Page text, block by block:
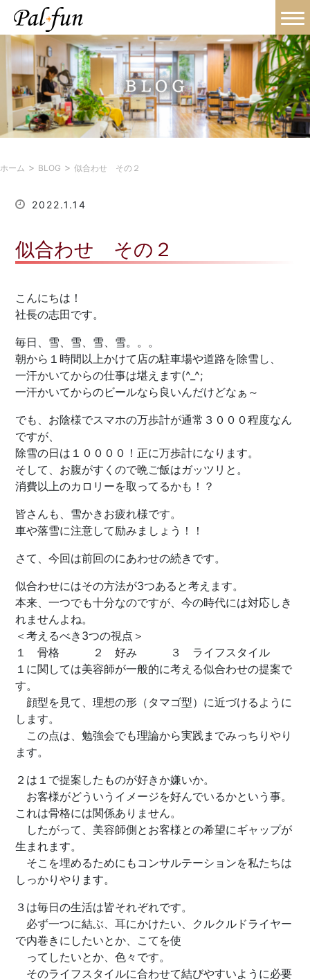
ホーム > BLOG > 似合わせ その２
2022.1.14
似合わせ その２
こんにちは！
社長の志田です。
毎日、雪、雪、雪、雪。。。
朝から１時間以上かけて店の駐車場や道路を除雪し、
一汗かいてからの仕事は堪えます(^_^;
一汗かいてからのビールなら良いんだけどなぁ～
でも、お陰様でスマホの万歩計が通常３０００程度なん
ですが、
除雪の日は１００００！正に万歩計になります。
そして、お腹がすくので晩ご飯はガッツリと。
消費以上のカロリーを取ってるかも！？
皆さんも、雪かきお疲れ様です。
車や落雪に注意して励みましょう！！
さて、今回は前回のにあわせの続きです。
似合わせにはその方法が3つあると考えます。
本来、一つでも十分なのですが、今の時代には対応しき
れませんよね。
＜考えるべき3つの視点＞
１ 骨格 ２ 好み ３ ライフスタイル
１に関しては美容師が一般的に考える似合わせの提案で
す。
顔型を見て、理想の形（タマゴ型）に近づけるように
します。
この点は、勉強会でも理論から実践までみっちりやり
ます。
２は１で提案したものが好きか嫌いか。
お客様がどういうイメージを好んでいるかという事。
これは骨格には関係ありません。
したがって、美容師側とお客様との希望にギャップが
生まれます。
そこを埋めるためにもコンサルテーションを私たちは
しっかりやります。
３は毎日の生活は皆それぞれです。
必ず一つに結ぶ、耳にかけたい、クルクルドライヤー
で内巻きにしたいとか、こてを使
ってしたいとか、色々です。
そのライフスタイルに合わせて結びやすいように必要